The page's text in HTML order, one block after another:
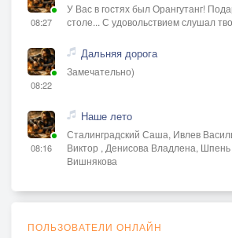
08:27
У Вас в гостях был Орангутанг!
столе... С удовольствием слушал
08:22
Дальняя дорога
Замечательно)
08:16
Наше лето
Сталинградский Саша, Ивлев
Виктор , Денисова Владлена,
Вишнякова
ПОЛЬЗОВАТЕЛИ ОНЛАЙН